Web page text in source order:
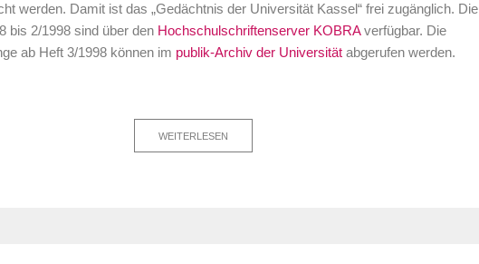
werden. Damit ist das „Gedächtnis der Universität Kassel“ frei zugänglich. Die
bis 2/1998 sind über den Hochschulschriftenserver KOBRAverfügbar. Die
ab Heft 3/1998 können im publik-Archiv der Universität abgerufen werden.
WEITERLESEN